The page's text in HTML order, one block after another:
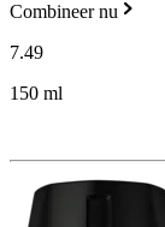
Combineer nu
7.49
150 ml